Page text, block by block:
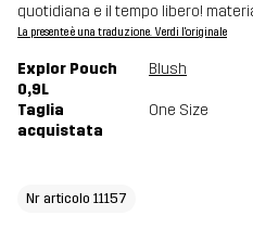
quotidiana e il tempo libero!
La presente è una traduzione. Verdi l'originale
Explor Pouch
0,9L
Blush
Taglia
acquistata
One Size
Nr articolo 11157